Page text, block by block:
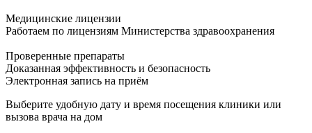
Медицинские лицензии
Работаем по лицензиям Министерства здравоохранения
Проверенные препараты
Доказанная эффективность и безопасность
Электронная запись на приём
Выберите удобную дату и время посещения клиники или
вызова врача на дом